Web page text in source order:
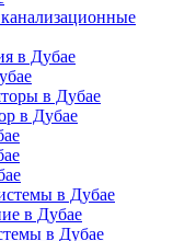
в Дубае
в Дубае
в Дубае
в Дубае
в Дубае
в Дубае